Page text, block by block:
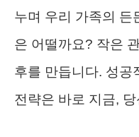
누며 우리 가족의 든
은 어떨까요? 작은
후를 만듭니다. 성공
전략은 바로 지금,